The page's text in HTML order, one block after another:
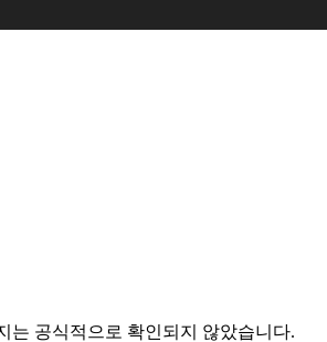
는 공식적으로 확인되지 않았습니다.